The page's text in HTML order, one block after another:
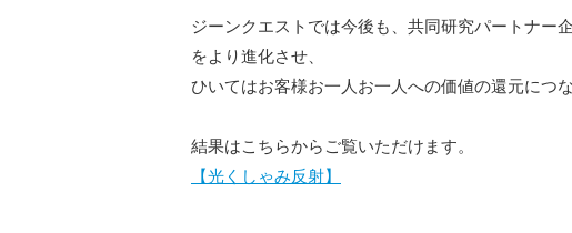
ジーンクエストでは今後も、共同研究パートナー
をより進化させ、
ひいてはお客様お一人お一人への価値の還元につ
結果はこちらからご覧いただけます。
【光くしゃみ反射】